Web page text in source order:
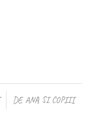
DE ANA SI COPIII